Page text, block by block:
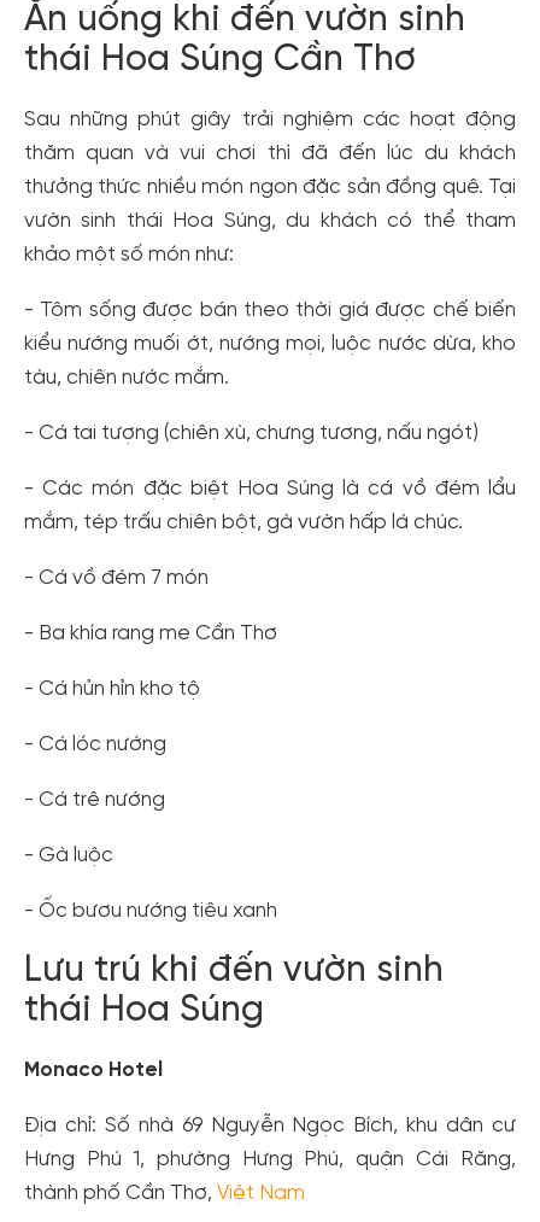
Ăn uống khi đến vườn sinh
thái Hoa Súng Cần Thơ
Sau những phút giây trải nghiệm các hoạt động
thăm quan và vui chơi thì đã đến lúc du khách
thưởng thức nhiều món ngon đặc sản đồng quê. Tại
vườn sinh thái Hoa Súng, du khách có thể tham
khảo một số món như:
- Tôm sống được bán theo thời giá được chế biến
kiểu nướng muối ớt, nướng mọi, luộc nước dừa, kho
tàu, chiên nước mắm.
- Cá tai tượng (chiên xù, chưng tương, nấu ngót)
- Các món đặc biệt Hoa Súng là cá vồ đém lẩu
mắm, tép trấu chiên bột, gà vườn hấp lá chúc.
- Cá vồ đém 7 món
- Ba khía rang me Cần Thơ
- Cá hủn hỉn kho tộ
- Cá lóc nướng
- Cá trê nướng
- Gà luộc
- Ốc bươu nướng tiêu xanh
Lưu trú khi đến vườn sinh
thái Hoa Súng
Monaco Hotel
Địa chỉ: Số nhà 69 Nguyễn Ngọc Bích, khu dân cư
Hưng Phú 1, phường Hưng Phú, quận Cái Răng,
thành phố Cần Thơ, Việt Nam
Tạo tài khoản nhanh - nhận nhiều ưu
đãi!
Tạo tài khoản để có thể